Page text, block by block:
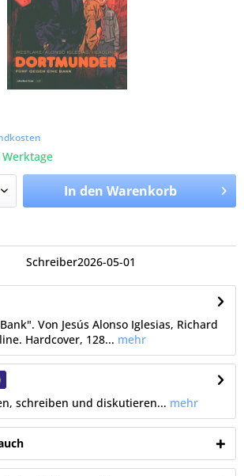
In den Warenkorb
Schreiber2026-05-01
Von Jesús Alonso Iglesias, Richard
Hardcover, 128... mehr
schreiben und diskutieren... mehr